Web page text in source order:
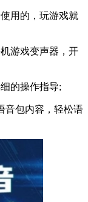
用的，玩游戏就
游戏变声器，开
的操作指导;
音包内容，轻松语